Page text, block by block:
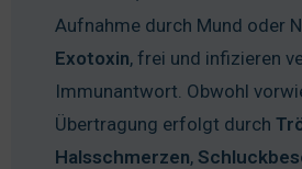
Aufnahme durch Mund oder
Exotoxin, frei und infizieren
Immunantwort. Obwohl
Übertragung erfolgt durch
Halsschmerzen,